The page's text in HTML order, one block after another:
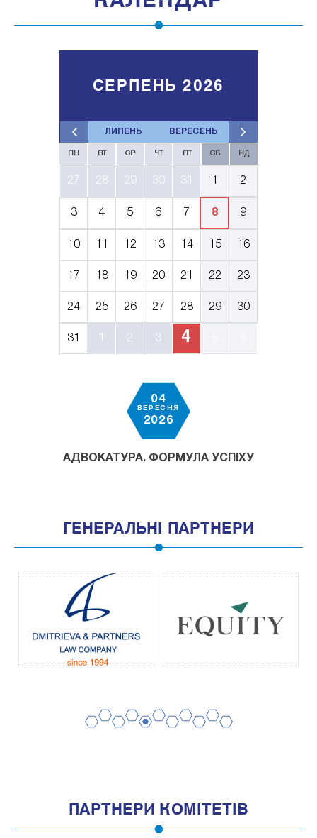
ЛИПЕНЬ ВЕРЕСЕНЬ
СЕРПЕНЬ 2026
ПН ВТ СР ЧТ ПТ СБ НД
27 28 29 30 31 1 2
3 4 5 6 7 8 9
10 11 12 13 14 15 16
17 18 19 20 21 22 23
24 25 26 27 28 29 30
31 1 2 3 4
04
ВЕРЕСНЯ
2026
АДВОКАТУРА. ФОРМУЛА УСПІХУ
ГЕНЕРАЛЬНІ ПАРТНЕРИ
ПАРТНЕРИ КОМІТЕТІВ